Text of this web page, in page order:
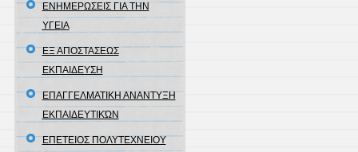
ΕΝΗΜΕΡΩΣΕΙΣ ΓΙΑ ΤΗΝ
ΥΓΕΙΑ
ΕΞ ΑΠΟΣΤΑΣΕΩΣ
ΕΚΠΑΙΔΕΥΣΗ
ΕΠΑΓΓΕΛΜΑΤΙΚΗ ΑΝΑΝΤΥΞΗ
ΕΚΠΑΙΔΕΥΤΙΚΏΝ
ΕΠΕΤΕΙΟΣ ΠΟΛΥΤΕΧΝΕΙΟΥ